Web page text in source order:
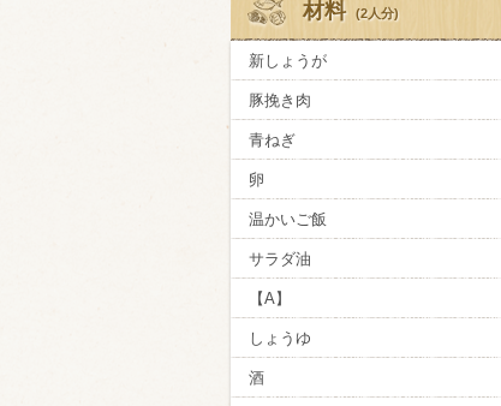
材料 (2人分)
新しょうが
豚挽き肉
青ねぎ
卵
温かいご飯
サラダ油
【A】
しょうゆ
酒